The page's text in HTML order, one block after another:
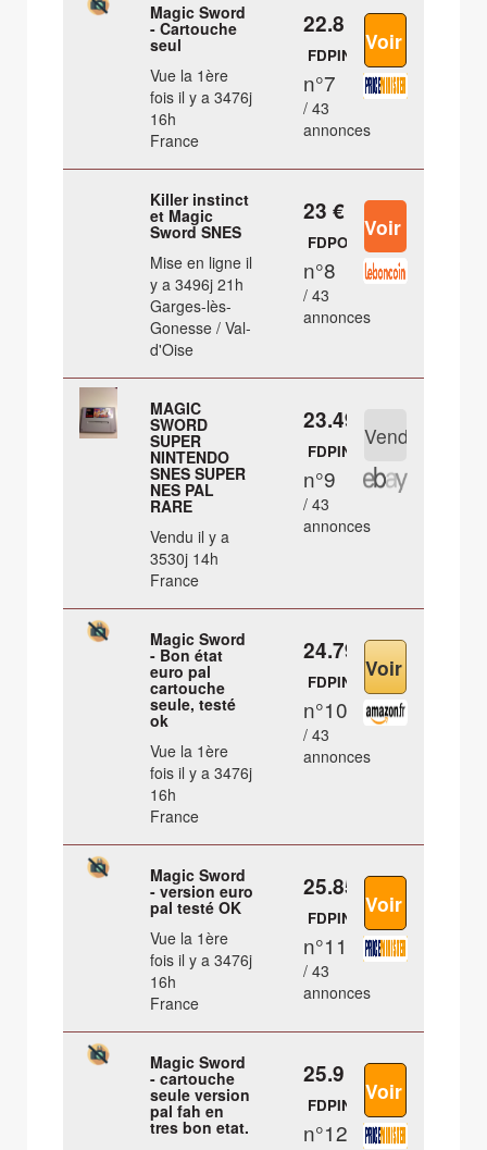
Magic Sword
- Cartouche
seul
Vue la 1ère
fois il y a 3476j
16h
France
22.8 €
FDPIN
n°7
/ 43
annonces
Killer instinct
et Magic
Sword SNES
Mise en ligne il
y a 3496j 21h
Garges-lès-
Gonesse / Val-
d'Oise
23 €
FDPOUT
n°8
/ 43
annonces
MAGIC
SWORD
SUPER
NINTENDO
SNES SUPER
NES PAL
RARE
Vendu il y a
3530j 14h
France
23.49 €
FDPIN
n°9
/ 43
annonces
Magic Sword
- Bon état
euro pal
cartouche
seule, testé
ok
Vue la 1ère
fois il y a 3476j
16h
France
24.79 €
FDPIN
n°10
/ 43
annonces
Magic Sword
- version euro
pal testé OK
Vue la 1ère
fois il y a 3476j
16h
France
25.85 €
FDPIN
n°11
/ 43
annonces
Magic Sword
- cartouche
seule version
pal fah en
tres bon etat.
25.9 €
FDPIN
n°12